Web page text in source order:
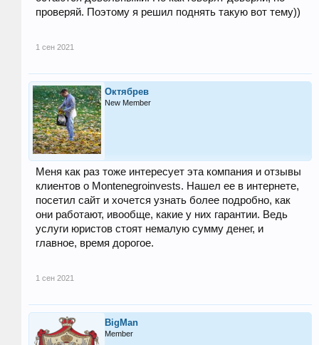
проверяй. Поэтому я решил поднять такую вот тему))
1 сен 2021
Октябрев
New Member
Меня как раз тоже интересует эта компания и отзывы
клиентов о Montenegroinvests. Нашел ее в интернете,
посетил сайт и хочется узнать более подробно, как
они работают, ивообще, какие у них гарантии. Ведь
услуги юристов стоят немалую сумму денег, и
главное, время дорогое.
1 сен 2021
BigMan
Member